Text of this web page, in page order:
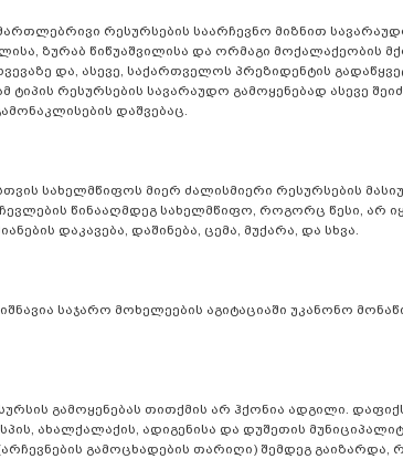
რესურსების საარჩევნო მიზნით
ზურაბ წიწუაშვილისა და ორმაგი მოქალაქეობის
და, ასევე, საქართველოს პრეზიდენტის
რესურსების სავარაუდო გამოყენებად ასევე
დაშვებაც.
სახელმწიფოს მიერ ძალისმიერი რესურსების
წინააღმდეგ სახელმწიფო, როგორც წესი, არ
დაკავება, დაშინება, ცემა, მუქარა, და სხვა.
საჯარო მოხელეების აგიტაციაში უკანონო
გამოყენებას თითქმის არ ჰქონია ადგილი.
ახალქალაქის, ადიგენისა და დუშეთის
გამოცხადების თარიღი) შემდეგ გაიზარდა,